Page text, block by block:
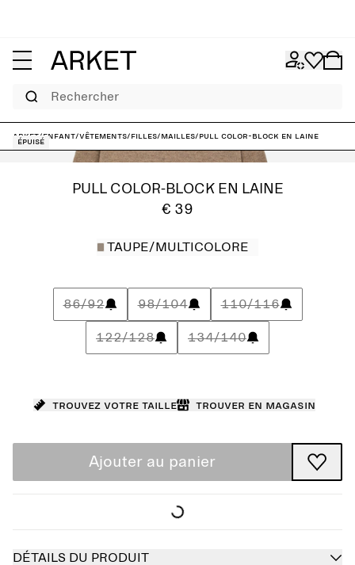
Rechercher
ARKET/Enfant/Vêtements/Filles/Mailles/Pull color-block en laine
Épuisé
PULL COLOR-BLOCK EN LAINE
€ 39
TAUPE/MULTICOLORE
86/92 98/104 110/116
122/128 134/140
Trouvez votre taille Trouver en magasin
Ajouter au panier
DÉTAILS DU PRODUIT